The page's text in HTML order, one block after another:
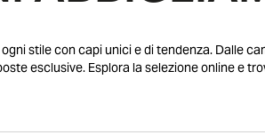
stile con capi unici e di tendenza. Dalle
esclusive. Esplora la selezione online e